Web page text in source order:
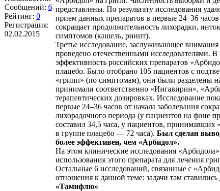
Сообщений: 6
Рейтинг: 0
Регистрация:
02.02.2015
представлены. По результату исследования
прием данных препаратов в первые 24–36 часов
сокращает продолжительность лихорадки,
симптомов (кашель, ринит).
Третье исследование, заслуживающее внимания
проведено отечественными исследователями. В
эффективность российских препаратов
плацебо. Было отобрано 105 пациентов с
«грипп» (по симптомам), они были разделены
принимали соответственно «Ингавирин»,
терапевтических дозировках. Исследование
первые 24–36 часов от начала заболевания
лихорадочного периода (у пациентов на фоне
составил 34,5 часа, у пациентов,
в группе плацебо — 72 часа). Был сделан
более эффективен, чем «Арбидол».
На этом клинические исследования
использования этого препарата для лечения
Остальные 6 исследований, связанные с
отношения к данной теме: задачи там ставились
«Тамифлю»